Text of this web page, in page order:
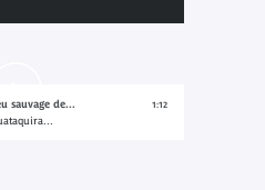
sauvage de...
1:12